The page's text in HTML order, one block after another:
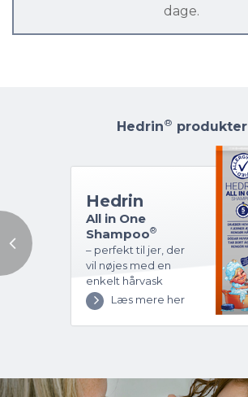
dage.
Hedrin® produkter
Hedrin
All in One
Shampoo®
– perfekt til jer, der
vil nøjes med en
enkelt hårvask
Læs mere her